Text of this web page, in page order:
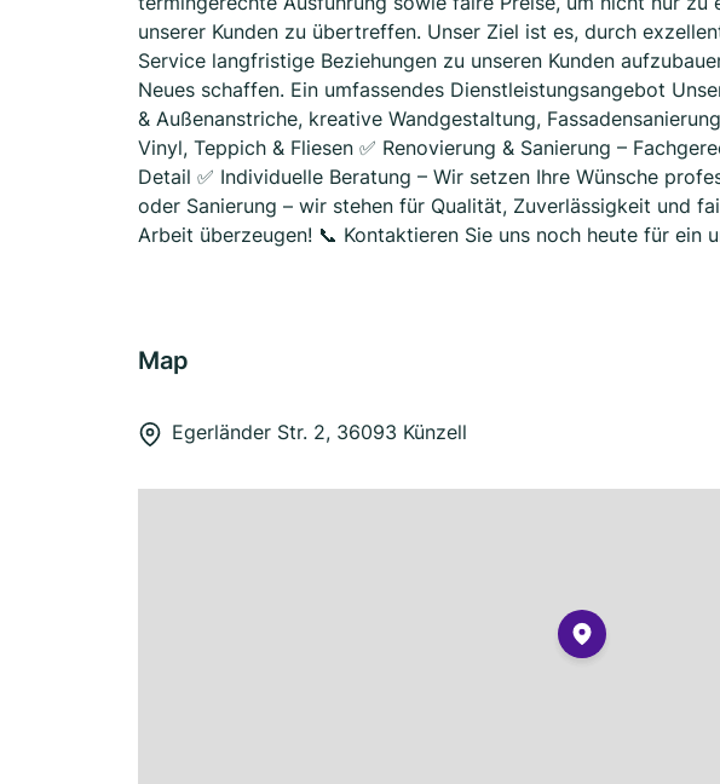
unserer Kunden zu übertreffen. Unser Ziel ist es, durch
Service langfristige Beziehungen zu unseren Kunden
Neues schaffen. Ein umfassendes Dienstleistungsangebot
& Außenanstriche, kreative Wandgestaltung,
Vinyl, Teppich & Fliesen ✅ Renovierung & Sanierung –
Detail ✅ Individuelle Beratung – Wir setzen Ihre Wünsche
oder Sanierung – wir stehen für Qualität, Zuverlässigkeit und
Arbeit überzeugen! 📞 Kontaktieren Sie uns noch heute für ein
Map
Egerländer Str. 2, 36093 Künzell